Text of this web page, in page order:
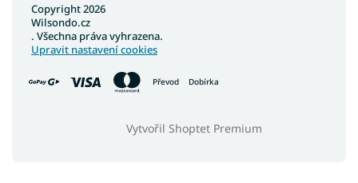
Převod Dobírka
Vytvořil Shoptet Premium
Copyright 2026
Wilsondo.cz
. Všechna práva vyhrazena.
Upravit nastavení cookies